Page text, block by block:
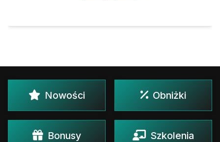
Nowości Obniżki
Bonusy Szkolenia